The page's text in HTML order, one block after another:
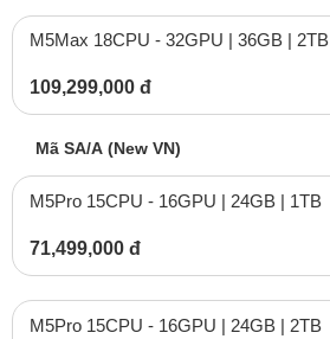
M5Max 18CPU - 32GPU | 36GB | 2TB
109,299,000 đ
Mã SA/A (New VN)
M5Pro 15CPU - 16GPU | 24GB | 1TB
71,499,000 đ
M5Pro 15CPU - 16GPU | 24GB | 2TB